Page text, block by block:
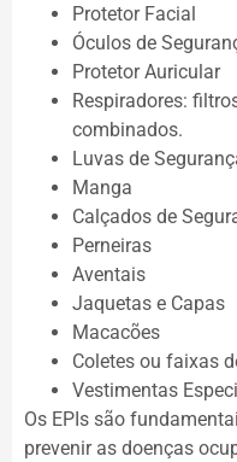
Protetor Facial
Óculos de
Protetor Auricular
Respiradores:
combinados.
Luvas de
Manga
Calçados de
Perneiras
Aventais
Jaquetas e Capas
Macacões
Coletes ou faixas
Vestimentas
Os EPIs são
prevenir as doenças